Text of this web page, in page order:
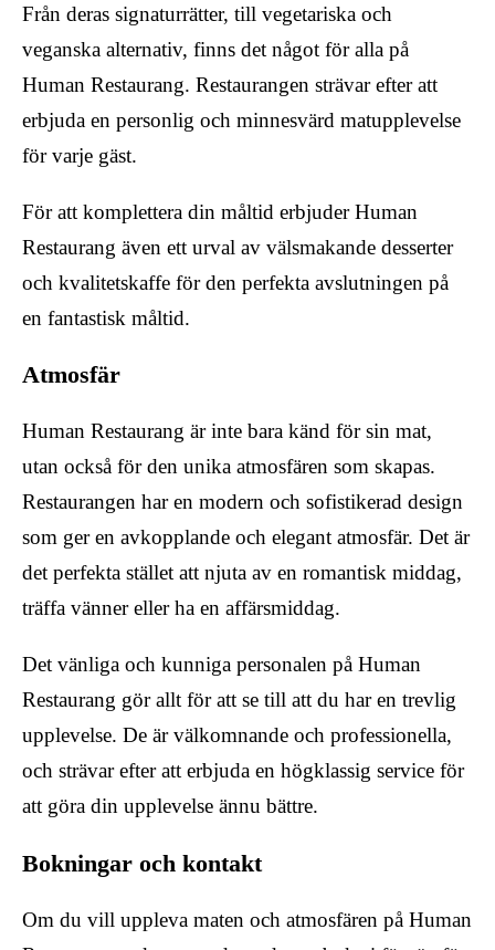
Från deras signaturrätter, till vegetariska och
veganska alternativ, finns det något för alla på
Human Restaurang. Restaurangen strävar efter att
erbjuda en personlig och minnesvärd matupplevelse
för varje gäst.
För att komplettera din måltid erbjuder Human
Restaurang även ett urval av välsmakande desserter
och kvalitetskaffe för den perfekta avslutningen på
en fantastisk måltid.
Atmosfär
Human Restaurang är inte bara känd för sin mat,
utan också för den unika atmosfären som skapas.
Restaurangen har en modern och sofistikerad design
som ger en avkopplande och elegant atmosfär. Det är
det perfekta stället att njuta av en romantisk middag,
träffa vänner eller ha en affärsmiddag.
Det vänliga och kunniga personalen på Human
Restaurang gör allt för att se till att du har en trevlig
upplevelse. De är välkomnande och professionella,
och strävar efter att erbjuda en högklassig service för
att göra din upplevelse ännu bättre.
Bokningar och kontakt
Om du vill uppleva maten och atmosfären på Human